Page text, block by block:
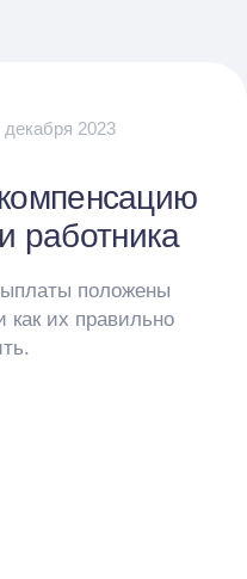
декабря 2023
работника
положены
как их правильно